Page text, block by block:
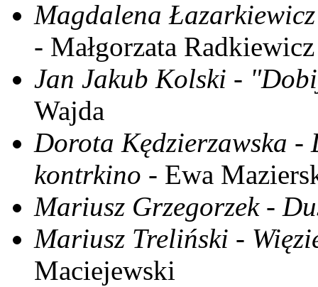
Magdalena
- Małgorzata Radkiewicz
Jan Jakub Kolski -
Wajda
Dorota Kędzierzawska -
kontrkino - Ewa
Mariusz Grzegorzek -
Mariusz Treliński -
Maciejewski